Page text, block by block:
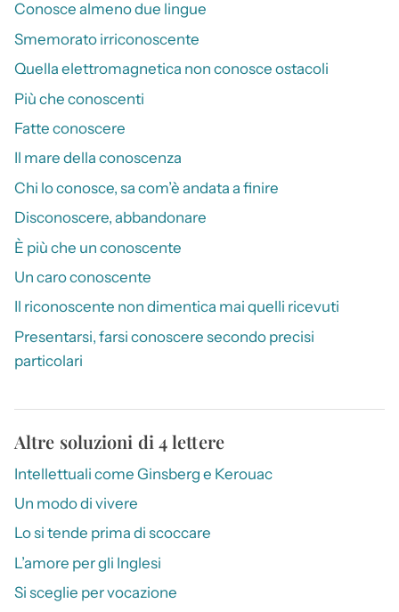
Conosce almeno due lingue
Smemorato irriconoscente
Quella elettromagnetica non conosce ostacoli
Più che conoscenti
Fatte conoscere
Il mare della conoscenza
Chi lo conosce, sa com’è andata a finire
Disconoscere, abbandonare
È più che un conoscente
Un caro conoscente
Il riconoscente non dimentica mai quelli ricevuti
Presentarsi, farsi conoscere secondo precisi
particolari
Altre soluzioni di 4 lettere
Intellettuali come Ginsberg e Kerouac
Un modo di vivere
Lo si tende prima di scoccare
L’amore per gli Inglesi
Si sceglie per vocazione